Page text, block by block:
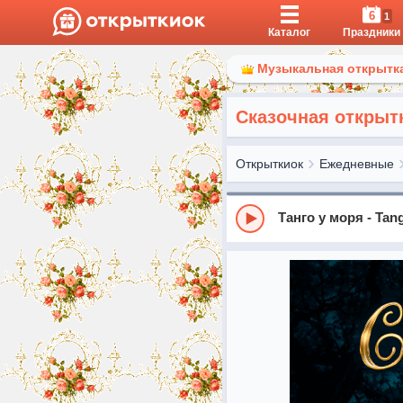
Каталог
6 1
Праздники
Музыкальная
Сказочная
Открыткиок Ежедневные
Танго у моря -